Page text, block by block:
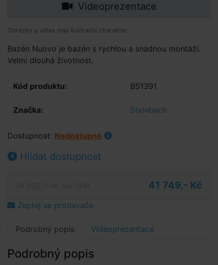
Videoprezentace
Obrázky a videa mají ilustrační charakter.
Bazén Nuovo je bazén s rychlou a snadnou montáží.
Velmi dlouhá životnost.
Kód produktu: BS1391
Značka: Steinbach
Dostupnost: Nedostupné
Hlídat dostupnost
41 749,- Kč
Zeptej se prodavače
Podrobný popis Videoprezentace
Podrobný popis